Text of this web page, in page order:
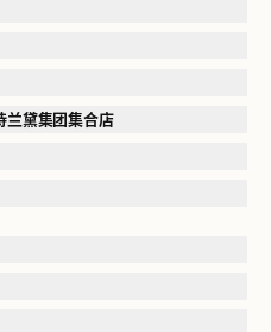
兰黛集团集合店